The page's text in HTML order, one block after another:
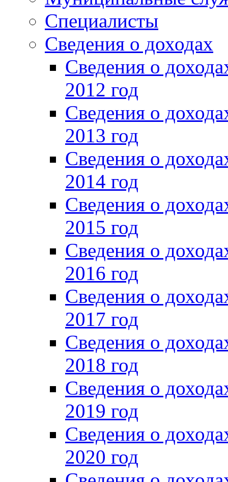
Специалисты
Сведения о доходах
Сведения о
2012 год
Сведения о
2013 год
Сведения о
2014 год
Сведения о
2015 год
Сведения о
2016 год
Сведения о
2017 год
Сведения о
2018 год
Сведения о
2019 год
Сведения о
2020 год